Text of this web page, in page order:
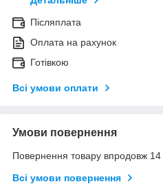
Післяплата
Оплата на рахунок
Готівкою
Всі умови оплати
Умови повернення
Повернення товару впродовж 14
Всі умови повернення